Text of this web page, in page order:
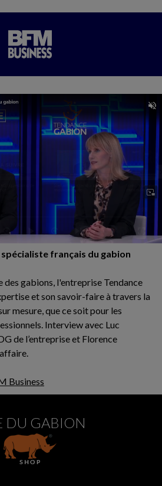
spécialiste français du gabion
des gabions, l'entreprise Tendance
et son savoir-faire à travers la
mesure, que ce soit pour les
Interview avec Luc
de l’entreprise et Florence
Business
DU GABION